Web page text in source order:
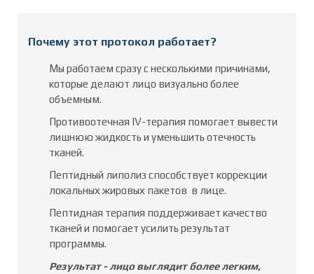
Почему этот протокол работает?
Мы работаем сразу с несколькими причинами,
которые делают лицо визуально более
объемным.
Противоотечная IV-терапия помогает вывести
лишнюю жидкость и уменьшить отечность
тканей.
Пептидный липолиз способствует коррекции
локальных жировых пакетов в лице.
Пептидная терапия поддерживает качество
тканей и помогает усилить результат
программы.
Результат - лицо выглядит более легким,